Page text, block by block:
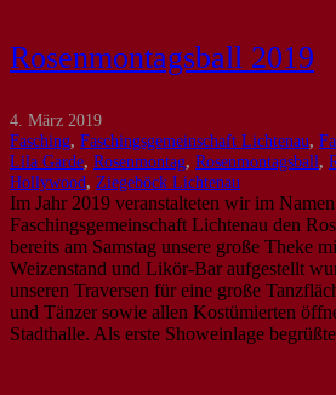
Rosenmontagsball 2019
4. März 2019
Fasching, Faschingsgemeinschaft Lichtenau,
Lila Garde, Rosenmontag, Rosenmontagsball,
Hollywood, Ziegeböck Lichtenau
Im Jahr 2019 veranstalteten wir im
Faschingsgemeinschaft Lichtenau den
bereits am Samstag unsere große Theke
Weizenstand und Likör-Bar aufgestellt
unseren Traversen für eine große
und Tänzer sowie allen Kostümierten
Stadthalle. Als erste Showeinlage